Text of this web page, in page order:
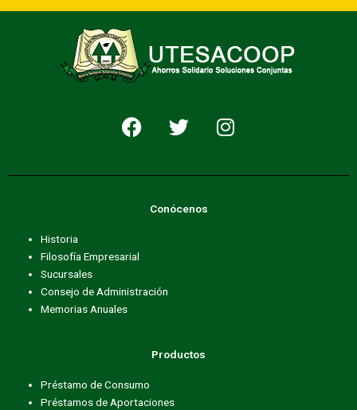
F
a
e
k
T
w
t
e
I
n
t
Conócenos
Historia
Filosofía Empresarial
Sucursales
Consejo de Administración
Memorias Anuales
Productos
Préstamo de Consumo
Préstamos de Aportaciones